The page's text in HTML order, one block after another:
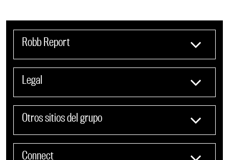
Robb Report
Legal
Otros sitios del grupo
Connect